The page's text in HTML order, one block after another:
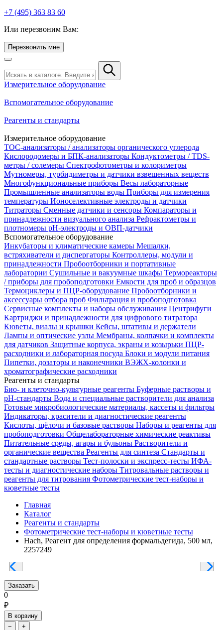
+7 (495) 363 83 60
Или перезвоним Вам:
Перезвонить мне
Измерительное оборудование
Вспомогательное оборудование
Реагенты и стандарты
Измерительное оборудование
TOC-анализаторы / анализаторы органического углерода
Кислородомеры и БПК-анализаторы Кондуктометры / TDS-
метры / солемеры Спектрофотометры и колориметры
Мутномеры, турбидиметры и датчики взвешенных веществ
Многофункциональные приборы Весы лабораторные
Промышленные анализаторы воды Приборы для измерения
температуры Ионоселективные электроды и датчики
Титраторы Сменные датчики и сенсоры Компараторы и
принадлежности визуального анализа Рефрактометры и
плотномеры pH-электроды и ОВП-датчики
Вспомогательное оборудование
Инкубаторы и климатические камеры Мешалки,
встряхиватели и диспергаторы Контроллеры, модули и
принадлежности Пробоотборники и портативные
лаборатории Сушильные и вакуумные шкафы Термореакторы
/ приборы для пробоподготовки Емкости для проб и образцов
Термоциклеры и ПЦР-оборудование Пробоотборники и
аксессуары отбора проб Фильтрация и пробоподготовка
Сервисные комплекты и наборы обслуживания Центрифуги
Картриджи и принадлежности для цифрового титратора
Кюветы, виалы и крышки Кейсы, штативы и держатели
Лампы и оптические узлы Мембраны, колпачки и комплекты
для датчиков Защитные корпуса, экраны и козырьки ПЦР-
расходники и лабораторная посуда Блоки и модули питания
Пипетки, дозаторы и наконечники ВЭЖХ-колонки и
хроматографические расходники
Реагенты и стандарты
Био- и клеточно-культурные реагенты Буферные растворы и
pH-стандарты Вода и специальные растворители для анализа
Готовые микробиологические материалы, кассеты и фильтры
Индикаторы, красители и диагностические реагенты
Кислоты, щёлочи и базовые растворы Наборы и реагенты для
пробоподготовки Общелабораторные химические реактивы
Питательные среды, агары и бульоны Растворители и
органические вещества Реагенты для синтеза Стандарты и
стандартные растворы Тест-полоски и экспресс-тесты ИФА-
тесты и диагностические наборы Титровальные растворы и
реагенты для титрования Фотометрические тест-наборы и
кюветные тесты
Главная
Каталог
Реагенты и стандарты
Фотометрические тест-наборы и кюветные тесты
Hach, Реагент для определения формальдегида, 500 мл,
2257249
Заказать
0
₽
В корзину
−
+